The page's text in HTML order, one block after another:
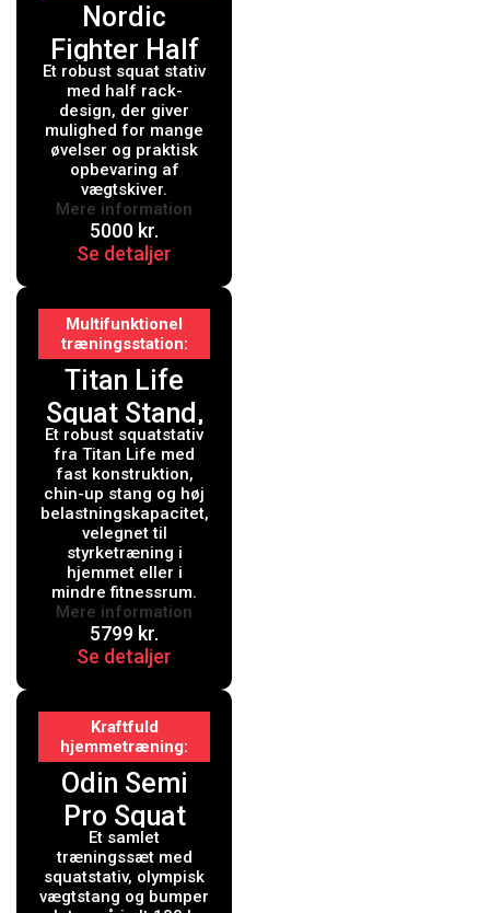
Nordic
Fighter Half
Rack Squat
Stand
Et robust squat stativ
med half rack-
design, der giver
mulighed for mange
øvelser og praktisk
opbevaring af
vægtskiver.
5000 kr.
Se detaljer
Mere information
Multifunktionel
træningsstation
Titan Life
Squat Stand,
incl Chin up
Et robust squatstativ
fra Titan Life med
fast konstruktion,
chin-up stang og høj
belastningskapacitet,
velegnet til
styrketræning i
hjemmet eller i
mindre fitnessrum.
5799 kr.
Se detaljer
Mere information
Kraftfuld
hjemmetræning
Odin Semi
Pro Squat
Rack + Vægte
& Vægtstang
Et samlet
træningssæt med
squatstativ, olympisk
vægtstang og bumper